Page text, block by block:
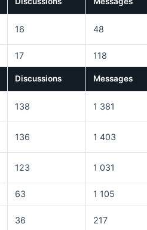
16 48
17 118
Discussions Messages
138 1 381
136 1 403
123 1 031
63 1 105
36 217